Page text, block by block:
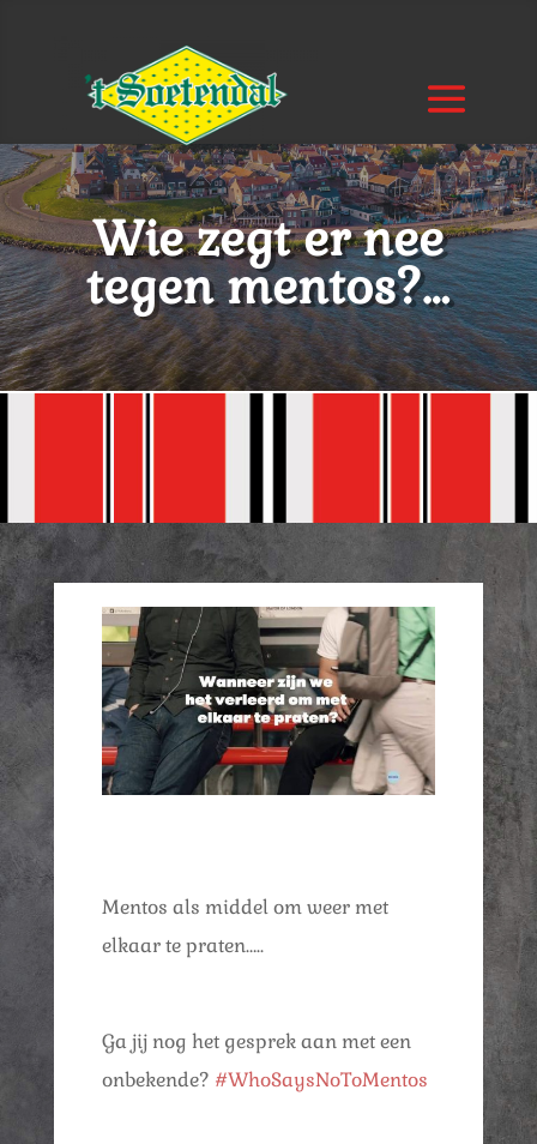
Wie zegt er nee
tegen mentos?…
Mentos als middel om weer met
elkaar te praten…..
Ga jij nog het gesprek aan met een
onbekende? #WhoSaysNoToMentos